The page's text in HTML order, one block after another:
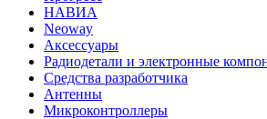
НАВИА
Neoway
Аксессуары
Радиодетали и электронные
Средства разработчика
Антенны
Микроконтроллеры